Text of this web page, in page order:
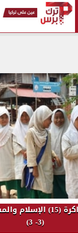
مسلمون خلف الذاكرة
(3- 3)